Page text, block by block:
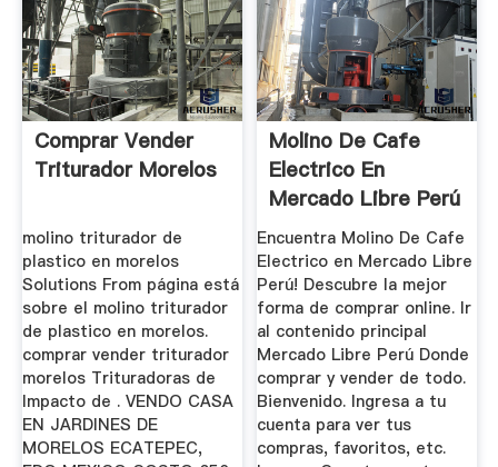
Comprar Vender
Triturador Morelos
molino triturador de
plastico en morelos
Solutions From página está
sobre el molino triturador
de plastico en morelos.
comprar vender triturador
morelos Trituradoras de
Impacto de . VENDO CASA
EN JARDINES DE
MORELOS ECATEPEC,
Molino De Cafe
Electrico En
Mercado Libre Perú
Encuentra Molino De Cafe
Electrico en Mercado Libre
Perú! Descubre la mejor
forma de comprar online. Ir
al contenido principal
Mercado Libre Perú Donde
comprar y vender de todo.
Bienvenido. Ingresa a tu
cuenta para ver tus
compras, favoritos, etc.